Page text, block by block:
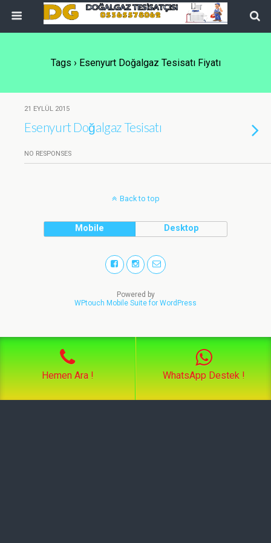
Tags › Esenyurt Doğalgaz Tesisatı Fiyatı
21 EYLÜL 2015
Esenyurt Doğalgaz Tesisatı
NO RESPONSES
Back to top
Mobile Desktop
Hemen Ara ! WhatsApp Destek !
Powered by
WPtouch Mobile Suite for WordPress